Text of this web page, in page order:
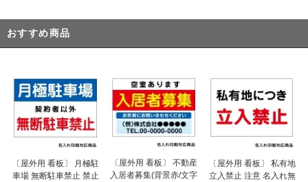
おすすめ商品
〔屋外用 看板〕 月極駐
車場 無断駐車禁止 禁止
〔屋外用 看板〕 不動産
入居者募集(背景赤/文字
〔屋外用 看板〕 私有地
立入禁止 注意 名入れ無